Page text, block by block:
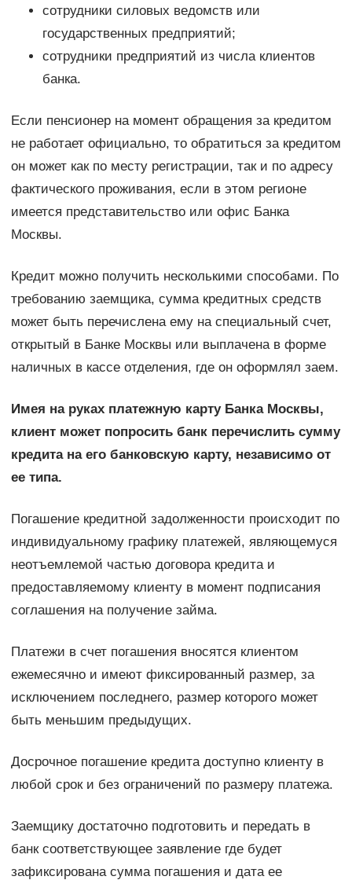
сотрудники силовых ведомств или
государственных предприятий;
сотрудники предприятий из числа клиентов
банка.
Если пенсионер на момент обращения за кредитом
не работает официально, то обратиться за кредитом
он может как по месту регистрации, так и по адресу
фактического проживания, если в этом регионе
имеется представительство или офис Банка
Москвы.
Кредит можно получить несколькими способами. По
требованию заемщика, сумма кредитных средств
может быть перечислена ему на специальный счет,
открытый в Банке Москвы или выплачена в форме
наличных в кассе отделения, где он оформлял заем.
Имея на руках платежную карту Банка Москвы,
клиент может попросить банк перечислить сумму
кредита на его банковскую карту, независимо от
ее типа.
Погашение кредитной задолженности происходит по
индивидуальному графику платежей, являющемуся
неотъемлемой частью договора кредита и
предоставляемому клиенту в момент подписания
соглашения на получение займа.
Платежи в счет погашения вносятся клиентом
ежемесячно и имеют фиксированный размер, за
исключением последнего, размер которого может
быть меньшим предыдущих.
Досрочное погашение кредита доступно клиенту в
любой срок и без ограничений по размеру платежа.
Заемщику достаточно подготовить и передать в
банк соответствующее заявление где будет
зафиксирована сумма погашения и дата ее